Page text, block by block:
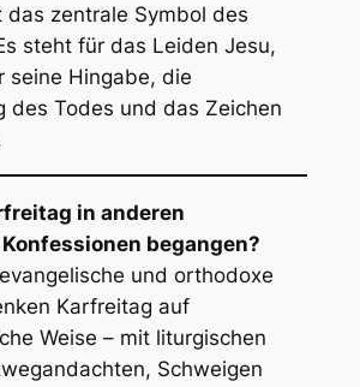
das zentrale Symbol des
steht für das Leiden Jesu,
seine Hingabe, die
des Todes und das Zeichen
in anderen
begangen?
und orthodoxe
Karfreitag auf
Weise – mit liturgischen
Schweigen